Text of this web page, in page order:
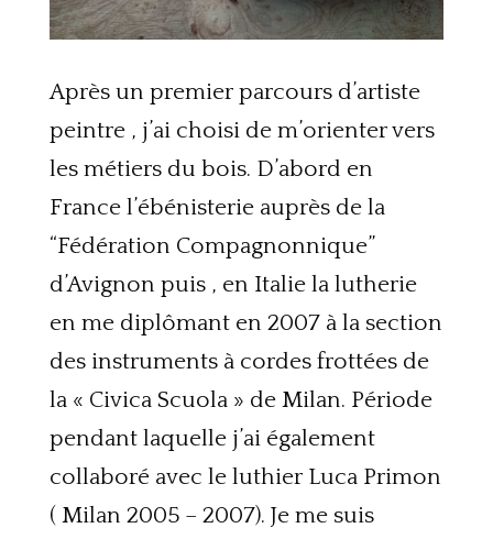
Après un premier parcours d’artiste
peintre , j’ai choisi de m’orienter vers
les métiers du bois. D’abord en
France l’ébénisterie auprès de la
“Fédération Compagnonnique”
d’Avignon puis , en Italie la lutherie
en me diplômant en 2007 à la section
des instruments à cordes frottées de
la « Civica Scuola » de Milan. Période
pendant laquelle j’ai également
collaboré avec le luthier Luca Primon
( Milan 2005 – 2007). Je me suis